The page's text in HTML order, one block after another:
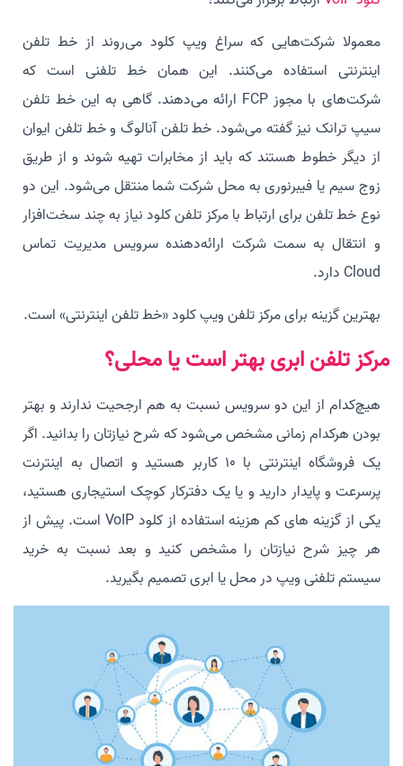
معمولا شرکت‌هایی که سراغ ویپ کلود می‌روند از خط تلفن
اینترنتی استفاده می‌کنند. این همان خط تلفنی است که
شرکت‌های با مجوز FCP ارائه می‌دهند. گاهی به این خط تلفن
سیپ ترانک نیز گفته می‌شود. خط تلفن آنالوگ و خط تلفن ایوان
از دیگر خطوط هستند که باید از مخابرات تهیه شوند و از طریق
زوج سیم یا فیبرنوری به محل شرکت شما منتقل می‌شود. این دو
نوع خط تلفن برای ارتباط با مرکز تلفن کلود نیاز به چند سخت‌افزار
و انتقال به سمت شرکت ارائه‌دهنده سرویس مدیریت تماس
Cloud دارد.
بهترین گزینه برای مرکز تلفن ویپ کلود «خط تلفن اینترنتی» است.
مرکز تلفن ابری بهتر است یا محلی؟
هیچ‌کدام از این دو سرویس نسبت به هم ارجحیت ندارند و بهتر
بودن هرکدام زمانی مشخص می‌شود که شرح نیازتان را بدانید. اگر
یک فروشگاه اینترنتی با 10 کاربر هستید و اتصال به اینترنت
پرسرعت و پایدار دارید و یا یک دفترکار کوچک استیجاری هستید،
یکی از گزینه های کم هزینه استفاده از کلود VoIP است. پیش از
هر چیز شرح نیازتان را مشخص کنید و بعد نسبت به خرید
سیستم تلفنی ویپ در محل یا ابری تصمیم بگیرید.